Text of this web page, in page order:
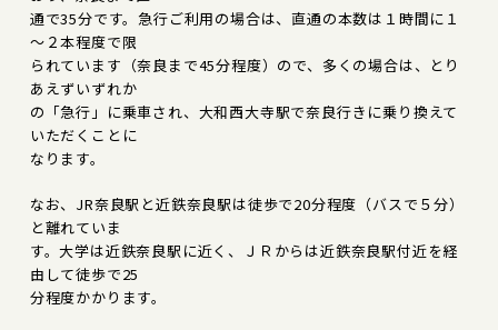
通で35分です。急行ご利用の場合は、直通の本数は１時間に１
～２本程度で限
られています（奈良まで45分程度）ので、多くの場合は、とり
あえずいずれか
の「急行」に乗車され、大和西大寺駅で奈良行きに乗り換えて
いただくことに
なります。
なお、JR奈良駅と近鉄奈良駅は徒歩で20分程度（バスで５分）
と離れていま
す。大学は近鉄奈良駅に近く、ＪＲからは近鉄奈良駅付近を経
由して徒歩で25
分程度かかります。